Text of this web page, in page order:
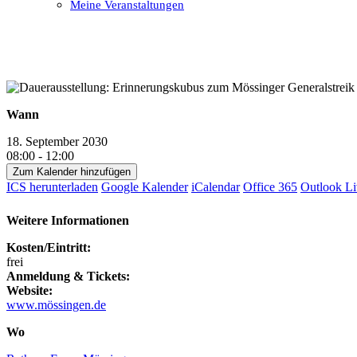
Meine Veranstaltungen
Wann
18. September 2030
08:00 - 12:00
Zum Kalender hinzufügen
ICS herunterladen Google Kalender iCalendar Office 365 Outlook
Weitere Informationen
Kosten/Eintritt:
frei
Anmeldung & Tickets:
Website:
www.mössingen.de
Wo